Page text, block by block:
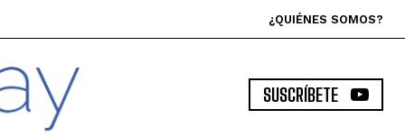
¿QUIÉNES SOMOS?
SUSCRÍBETE